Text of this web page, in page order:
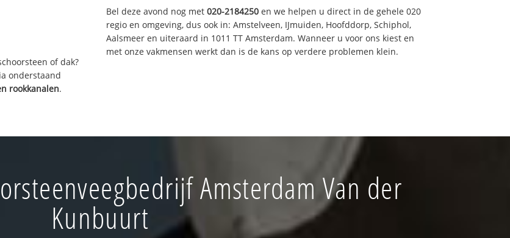
of dak?
onderstaand
rookkanalen.
Bel deze avond nog met 020-2184250 en we helpen u direct in de gehele 020
regio en omgeving, dus ook in: Amstelveen, IJmuiden, Hoofddorp, Schiphol,
Aalsmeer en uiteraard in 1011 TT Amsterdam. Wanneer u voor ons kiest en
met onze vakmensen werkt dan is de kans op verdere problemen klein.
Amsterdam Van der
Kunbuurt